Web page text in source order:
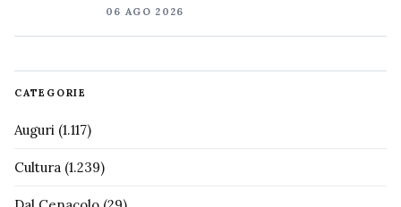
06 AGO 2026
CATEGORIE
Auguri (1.117)
Cultura (1.239)